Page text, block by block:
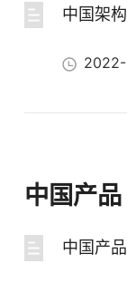
中国产品
中国产